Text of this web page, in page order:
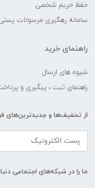
حفظ حریم شخصی
سامانه رهگیری مرسولات
راهنمای خرید
شیوه های ارسال
راهنمای ثبت ، پیگیری و
از تخفیف‌ها و جدیدترین‌های
ما را در شبکه‌های اجتماعی